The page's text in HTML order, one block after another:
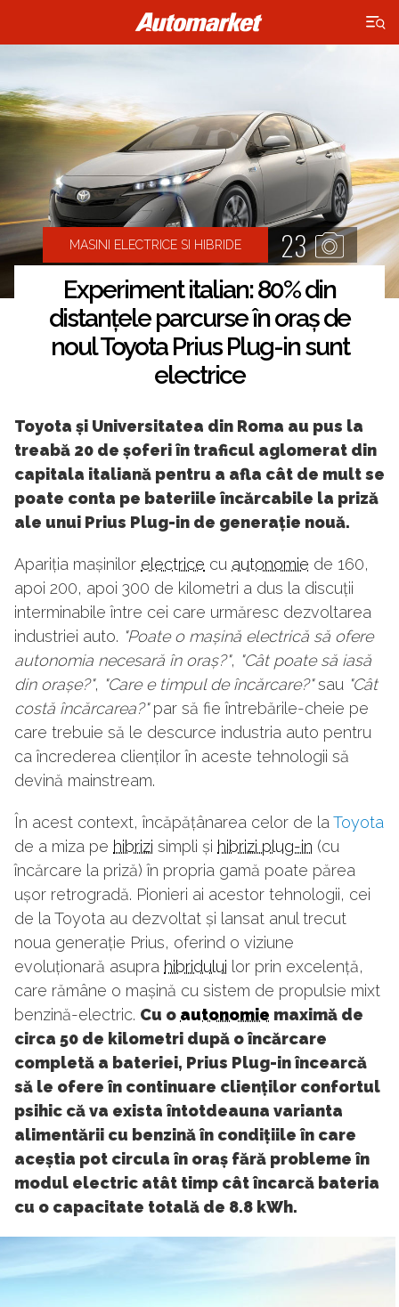
×
MASINI ELECTRICE SI HIBRIDE 23
Experiment italian: 80% din
distanțele parcurse în oraș de
noul Toyota Prius Plug-in sunt
electrice
Toyota și Universitatea din Roma au pus la
treabă 20 de șoferi în traficul aglomerat din
capitala italiană pentru a afla cât de mult se
poate conta pe bateriile încărcabile la priză
ale unui Prius Plug-in de generație nouă.
Apariția mașinilor electrice cu autonomie de 160,
apoi 200, apoi 300 de kilometri a dus la discuții
interminabile între cei care urmăresc dezvoltarea
industriei auto. "Poate o mașină electrică să ofere
autonomia necesară în oraș?", "Cât poate să iasă
din orașe?", "Care e timpul de încărcare?"sau "Cât
costă încărcarea?"par să fie întrebările-cheie pe
care trebuie să le descurce industria auto pentru
ca încrederea clienților în aceste tehnologii să
devină mainstream.
În acest context, încăpățânarea celor de laToyota
de a miza pe hibrizi simpli și hibrizi plug-in (cu
încărcare la priză) în propria gamă poate părea
ușor retrogradă. Pionieri ai acestor tehnologii, cei
de la Toyota au dezvoltat și lansat anul trecut
noua generație Prius, oferind o viziune
evoluționară asupra hibridului lor prin excelență,
care rămâne o mașină cu sistem de propulsie mixt
benzină-electric. Cu o autonomie maximă de
circa 50 de kilometri după o încărcare
completă a bateriei, Prius Plug-in încearcă
să le ofere în continuare clienților confortul
psihic că va exista întotdeauna varianta
alimentării cu benzină în condițiile în care
aceștia pot circula în oraș fără probleme în
modul electric atât timp cât încarcă bateria
cu o capacitate totală de 8.8 kWh.